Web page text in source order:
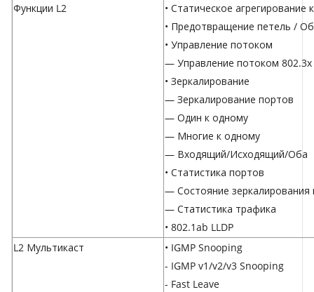
Функции L2
• Статическое агрегирование
• Предотвращение петель /
• Управление потоком
— Управление потоком 802.3x
• Зеркалирование
— Зеркалирование портов
— Один к одному
— Многие к одному
— Входящий/Исходящий/Оба
• Статистика портов
— Состояние зеркалирования
— Статистика трафика
• 802.1ab LLDP
L2 Мультикаст
• IGMP Snooping
- IGMP v1/v2/v3 Snooping
- Fast Leave